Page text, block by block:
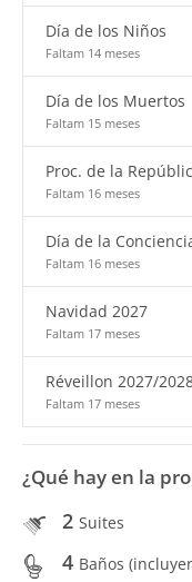
Día de los Niños
Faltam 14 meses
Día de los Muertos
Faltam 15 meses
Proc. de la
Faltam 16 meses
Día de la
Faltam 16 meses
Navidad 2027
Faltam 17 meses
Réveillon 2027/
Faltam 17 meses
¿Qué hay en la
2 Suites
4 Baños